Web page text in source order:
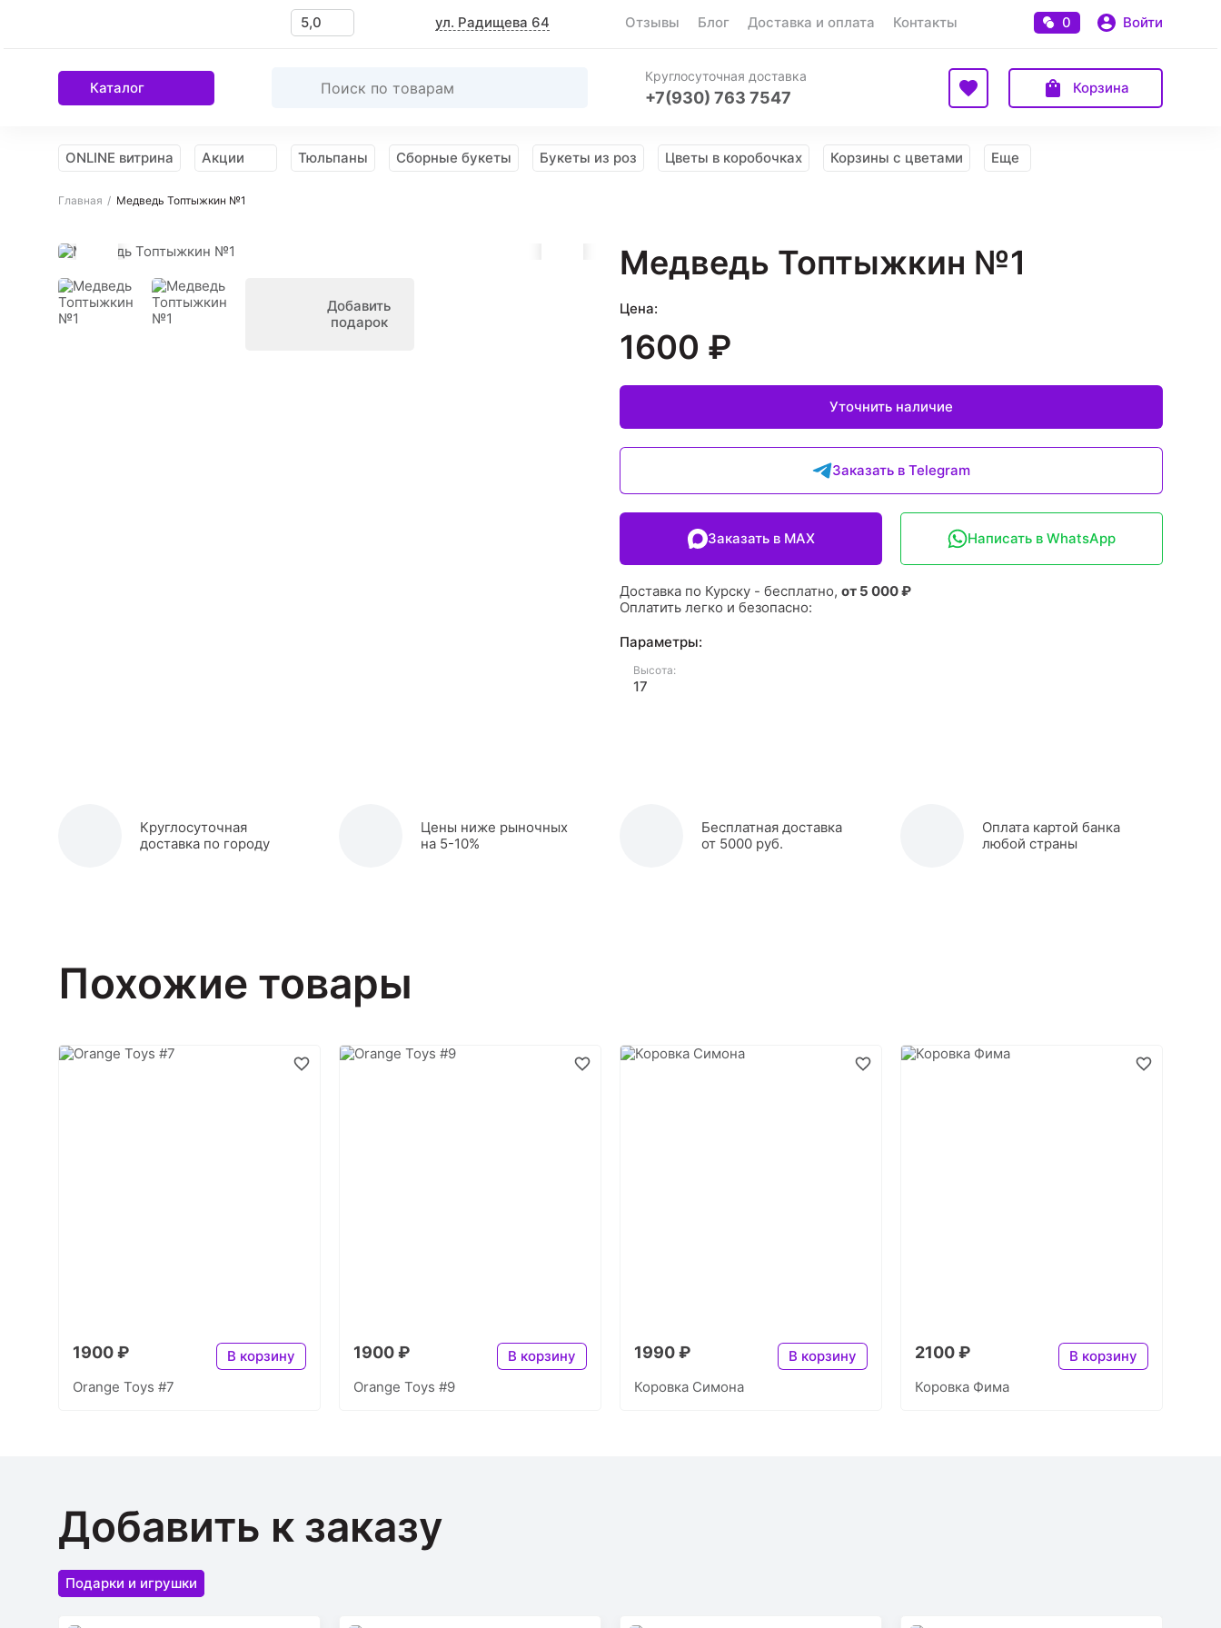
5,0 ул. Радищева 64 Отзывы Блог Доставка и оплата Контакты 0 Войти
Каталог
Круглосуточная доставка
+7(930) 763 7547
Корзина
ONLINE витрина Акции Тюльпаны Сборные букеты Букеты из роз Цветы в коробочках Корзины с цветами Еще
Главная Медведь Топтыжкин №1
Намекнуть
о подарке
Добавить
подарок
Медведь Топтыжкин №1
Цена:
1600 ₽
Уточнить наличие
Заказать в Telegram
Заказать в MAX Написать в WhatsApp
Доставка по Курску - бесплатно, от 5 000 ₽
Оплатить легко и безопасно:
Параметры:
Высота:
17
Круглосуточная
доставка по городу
Цены ниже рыночных
на 5-10%
Бесплатная доставка
от 5000 руб.
Оплата картой банка
любой страны
Похожие товары
Orange Toys #7
1900 ₽
В корзину
Orange Toys #9
1900 ₽
В корзину
Коровка Симона
1990 ₽
В корзину
Коровка Фима
2100 ₽ В корзину
Добавить к заказу
Подарки и игрушки